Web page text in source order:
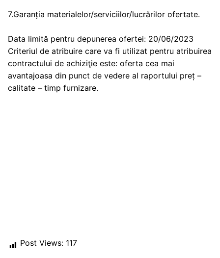
7.Garanția materialelor/serviciilor/lucrărilor ofertate.
Data limită pentru depunerea ofertei: 20/06/2023
Criteriul de atribuire care va fi utilizat pentru atribuirea
contractului de achiziţie este: oferta cea mai
avantajoasa din punct de vedere al raportului preț –
calitate – timp furnizare.
Post Views: 117